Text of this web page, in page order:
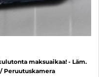
maksuaikaa! - Läm.
Peruutuskamera